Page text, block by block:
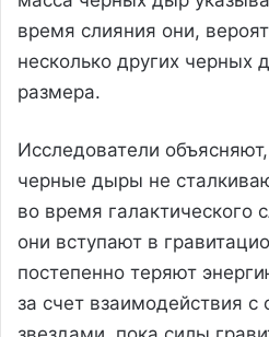
время слияния они,
несколько других черных
размера.
Исследователи
черные дыры не
во время галактического
они вступают в
постепенно теряют
за счет взаимодействия